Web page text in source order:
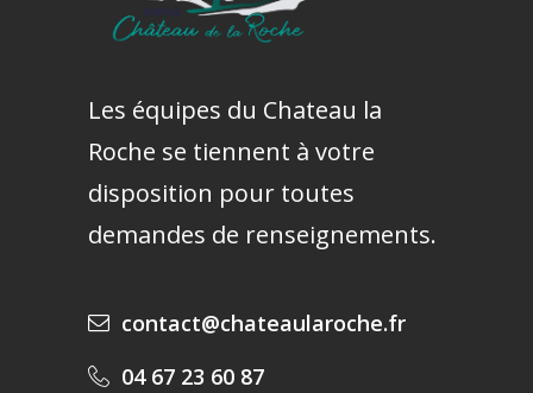
Les équipes du Chateau la
Roche se tiennent à votre
disposition pour toutes
demandes de renseignements.
contact@chateaularoche.fr
04 67 23 60 87